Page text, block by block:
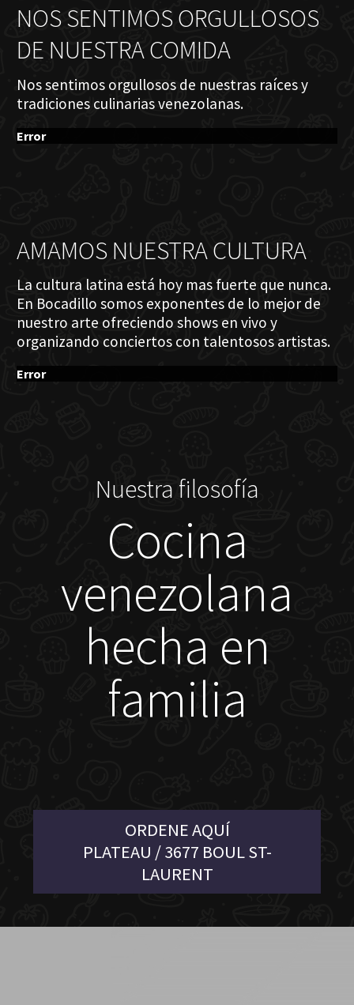
NOS SENTIMOS ORGULLOSOS
DE NUESTRA COMIDA
Nos sentimos orgullosos de nuestras raíces y
tradiciones culinarias venezolanas.
Error
AMAMOS NUESTRA CULTURA
La cultura latina está hoy mas fuerte que nunca.
En Bocadillo somos exponentes de lo mejor de
nuestro arte ofreciendo shows en vivo y
organizando conciertos con talentosos artistas.
Error
Nuestra filosofía
Cocina
venezolana
hecha en
familia
ORDENE AQUÍ
PLATEAU / 3677 BOUL ST-
LAURENT